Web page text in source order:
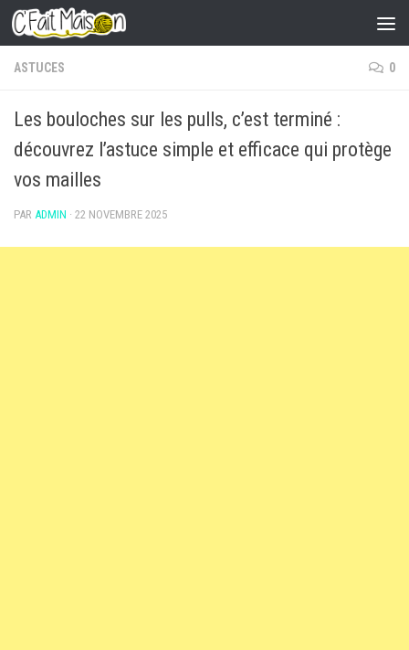
Skip to content
ASTUCES 0
Les bouloches sur les pulls, c’est terminé :
découvrez l’astuce simple et efficace qui protège
vos mailles
PAR ADMIN · 22 NOVEMBRE 2025